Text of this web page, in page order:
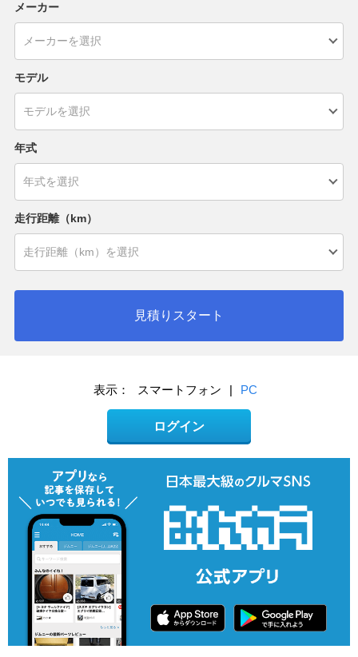
メーカー
モデル
年式
走行距離（km）
見積りスタート
表示： スマートフォン | PC
ログイン